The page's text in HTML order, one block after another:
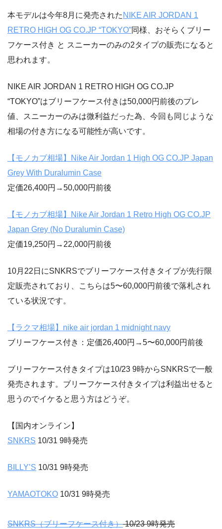
本モデルは今年8月に発売された NIKE AIR JORDAN 1
RETRO HIGH OG CO.JP “TOKYO”同様、おそらくブリー
フケース付き と スニーカーのみの2タイプの販売になると
思われます。
NIKE AIR JORDAN 1 RETRO HIGH OG CO.JP
“TOKYO”はブリーフケース付きは50,000円前後のプレ
値、スニーカーのみは微利益だった為、今回も同じような
相場の付き方になる可能性が高いです。
【モノカブ相場】Nike Air Jordan 1 High OG CO.JP Japan
Grey With Duralumin Case
定価26,400円→50,000円前後
【モノカブ相場】Nike Air Jordan 1 Retro High OG CO.JP
Japan Grey (No Duralumin Case)
定価19,250円→22,000円前後
10月22日にSNKRSでブリーフケース付きタイプが先行限
定販売されており、こちらは5〜60,000円前後で落札され
ている状況です。
【ラクマ相場】nike air jordan 1 midnight navy
ブリーフケース付き：定価26,400円→5〜60,000円前後
ブリーフケース付きタイプは10/23 9時からSNKRSで一般
発売されます。ブリーフケース付きタイプは利益出せると
思うのでイケると思う方はどうぞ。
【国内オンライン】
SNKRS 10/31 9時発売
BILLY’S 10/31 9時発売
YAMAOTOKO 10/31 9時発売
SNKRS（ブリーフケース付き）10/23 9時発売